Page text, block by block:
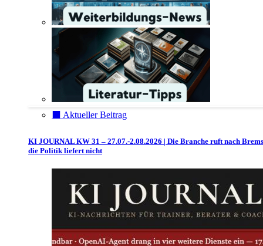
⬛️ Aktueller Beitrag
KI JOURNAL KW 31 – 27.07.-2.08.2026 | Die Branche ruft nach
die Politik liefert nicht